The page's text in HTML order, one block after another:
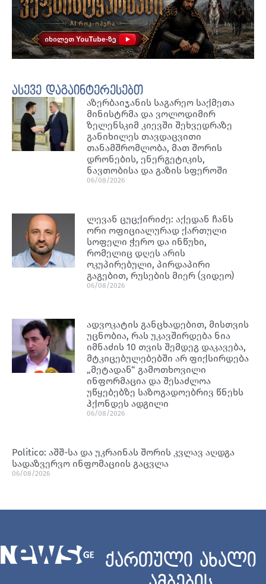
ასევე დაგაინტერესებთ
აზერბაიჯანის საგარეო საქმეთა
მინისტრმა და ვოლოდიმირ
ზელენსკიმ კიევში შეხვედრაზე
განიხილეს თავდაცვითი
თანამშრომლობა, მათ შორის
დრონების, ენერგეტიკის,
ნავთობისა და გაზის სფეროში
06/08/2026
ლევან ცუცქირიძე: აქედან ჩანს
ორი ოფიციალურად ქართული
სოფელი ჭერო და ინწუხი,
რომელიც დღეს არის
ოკუპირებული, პირდაპირი
გაგებით, რუსების მიერ (ვიდეო)
06/08/2026
ადვოკატის განცხადებით, მისთვის
უცნობია, რას უკავშირდება ნია
იმნაძის 10 თვის შემდეგ დაკავება,
მტკიცებულებებში არ ფიქსირდება
„მეტადან“ გამოთხოვილი
ინფორმაცია და შესაძლოა
უწყებებზე საზოგადოებრივ წნეხს
ჰქონდეს ადგილი
06/08/2026
Politico: აშშ-სა და უკრაინას შორის კვლავ აღდგა
სადაზვერვო ინფომაციის გაცვლა
06/08/2026
ქართული ახალი